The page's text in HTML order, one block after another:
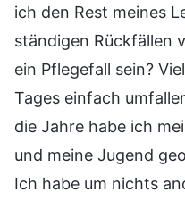
ich den Rest meines
ständigen Rückfällen
ein Pflegefall sein?
Tages einfach
die Jahre habe ich
und meine Jugend
Ich habe um nichts